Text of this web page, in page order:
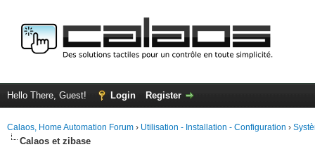
Hello There, Guest! Login Register
Calaos, Home Automation Forum › Utilisation - Installation - Configuration ›
Calaos et zibase